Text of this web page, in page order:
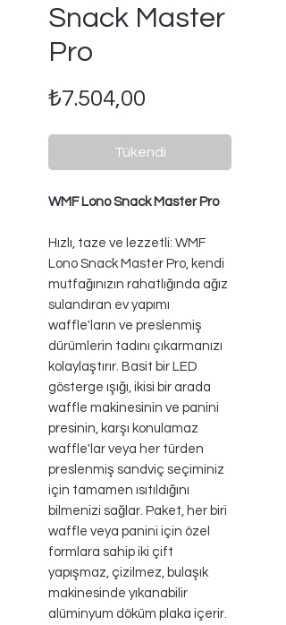
Snack Master
Pro
₺7.504,00
Tükendi
WMF Lono Snack Master Pro
Hızlı, taze ve lezzetli: WMF
Lono Snack Master Pro, kendi
mutfağınızın rahatlığında ağız
sulandıran ev yapımı
waffle'ların ve preslenmiş
dürümlerin tadını çıkarmanızı
kolaylaştırır. Basit bir LED
gösterge ışığı, ikisi bir arada
waffle makinesinin ve panini
presinin, karşı konulamaz
waffle'lar veya her türden
preslenmiş sandviç seçiminiz
için tamamen ısıtıldığını
bilmenizi sağlar. Paket, her biri
waffle veya panini için özel
formlara sahip iki çift
yapışmaz, çizilmez, bulaşık
makinesinde yıkanabilir
alüminyum döküm plaka içerir.